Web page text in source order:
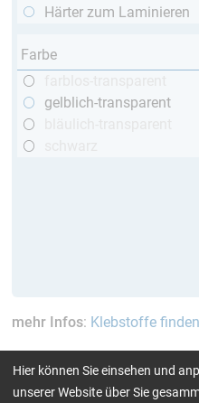
Härter zum Laminieren
Farbe
gelblich-transparent
mehr Infos: Klebstoffe
aktuelle Filter: bis 60 Min
/ Windkraft)
Harze /
Hier können Sie einsehen und
unserer Website über Sie